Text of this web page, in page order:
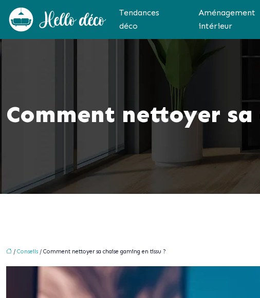
Tendances
déco
Aménagement
intérieur
Comment nettoyer
/ Conseils / Comment nettoyer sa chaise gaming en tissu ?